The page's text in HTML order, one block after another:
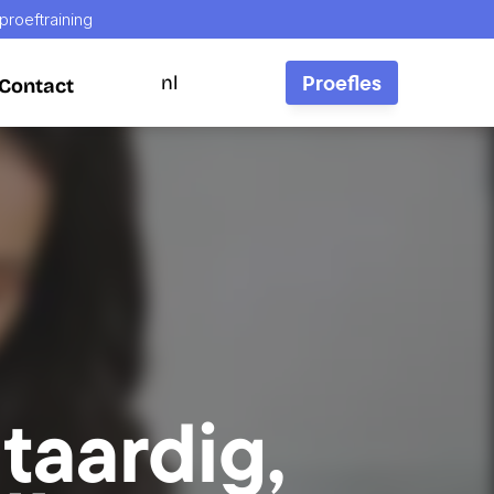
nl Proefles